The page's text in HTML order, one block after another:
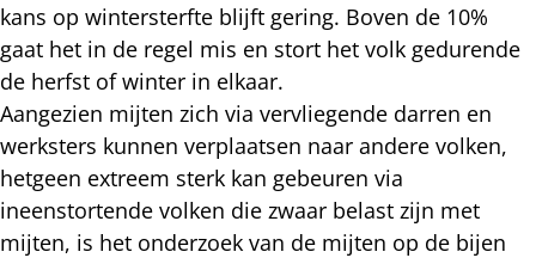
kans op wintersterfte blijft gering. Boven de 10%
gaat het in de regel mis en stort het volk gedurende
de herfst of winter in elkaar.
Aangezien mijten zich via vervliegende darren en
werksters kunnen verplaatsen naar andere volken,
hetgeen extreem sterk kan gebeuren via
ineenstortende volken die zwaar belast zijn met
mijten, is het onderzoek van de mijten op de bijen